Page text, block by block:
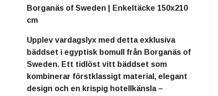
Borganäs of Sweden | Enkeltäcke 150x210
cm
Upplev vardagslyx med detta exklusiva
bäddset i egyptisk bomull från Borganäs of
Sweden. Ett tidlöst vitt bäddset som
kombinerar förstklassigt material, elegant
design och en krispig hotellkänsla –